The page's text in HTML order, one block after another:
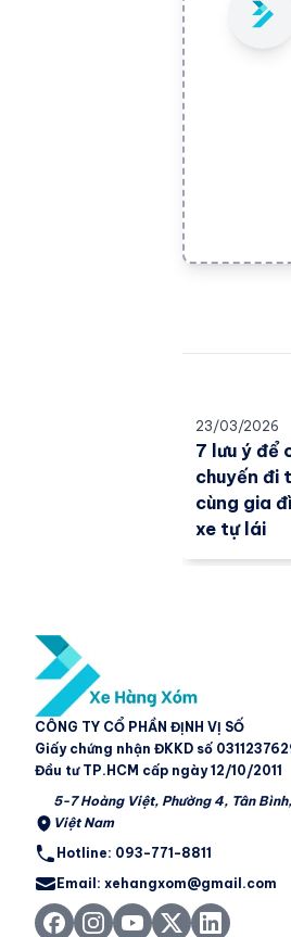
23/03/2026
7 lưu ý để
chuyến đi
cùng gia
xe tự lái
CÔNG TY CỔ PHẦN ĐỊNH VỊ SỐ
Giấy chứng nhận ĐKKD số
Đầu tư TP.HCM cấp ngày 12/10/2011
5-7 Hoàng Việt, Phường 4, Tân
Việt Nam
Hotline: 093-771-8811
Email: xehangxom@gmail.com